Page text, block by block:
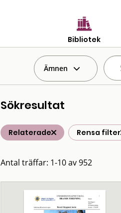
Bibliotek
Ämnen
Sökresultat
Relaterade Rensa filter
Antal träffar: 1-10 av 952